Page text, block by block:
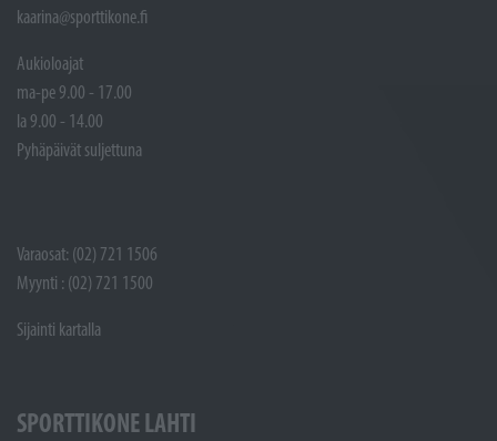
kaarina@sporttikone.fi
Aukioloajat
ma-pe 9.00 - 17.00
la 9.00 - 14.00
Pyhäpäivät suljettuna
Varaosat: (02) 721 1506
Myynti : (02) 721 1500
Sijainti kartalla
SPORTTIKONE LAHTI